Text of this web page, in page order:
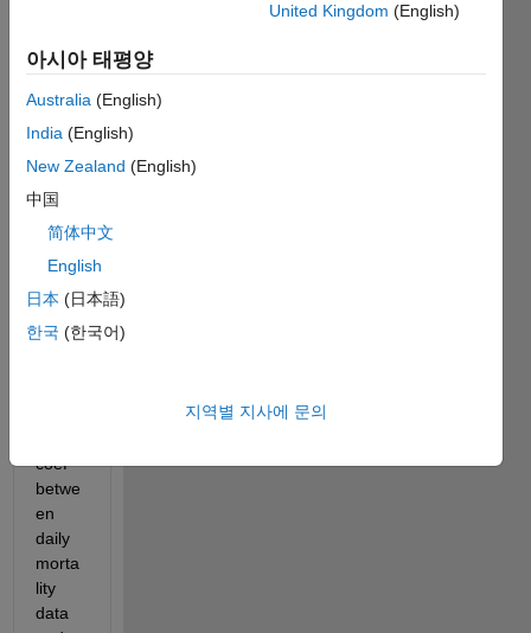
Daily_Data.xlsx
Hey
I
would
appre
your
help...
.
coef
betwe
en
daily
morta
lity
data
United Kingdom (English)
아시아 태평양
Australia (English)
India (English)
New Zealand (English)
中国
简体中文
English
日本 (日本語)
한국 (한국어)
지역별 지사에 문의